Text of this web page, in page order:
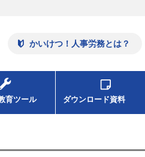
かいけつ！人事労務とは？
育ツール ダウンロード資料